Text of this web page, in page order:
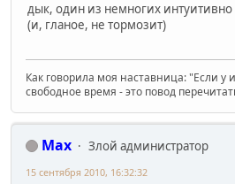
дык, один из немногих
(и, гланое, не тормозит)
Как говорила моя наставница: "Если у
свободное время - это повод
Max
Злой администратор
15 сентября 2010, 16:32:32